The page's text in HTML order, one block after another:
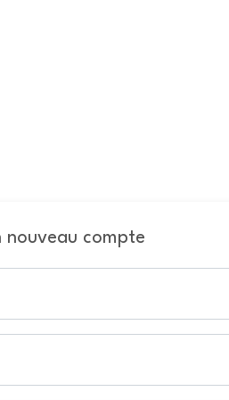
nouveau compte